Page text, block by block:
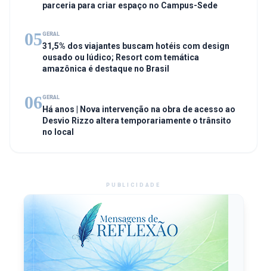
parceria para criar espaço no Campus-Sede
05GERAL
31,5% dos viajantes buscam hotéis com design
ousado ou lúdico; Resort com temática
amazônica é destaque no Brasil
06GERAL
Há anos | Nova intervenção na obra de acesso ao
Desvio Rizzo altera temporariamente o trânsito
no local
PUBLICIDADE